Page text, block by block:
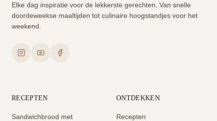
Elke dag inspiratie voor de lekkerste gerechten. Van snelle
doordeweekse maaltijden tot culinaire hoogstandjes voor het
weekend.
RECEPTEN
Sandwichbrood met
ONTDEKKEN
Recepten